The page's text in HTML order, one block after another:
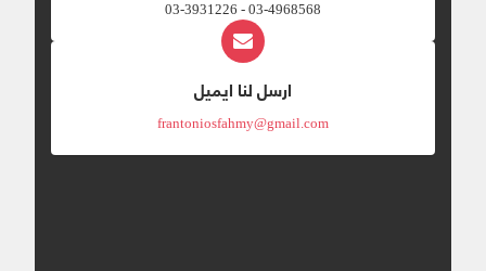
03-4968568 - 03-3931226
ارسل لنا ايميل
frantoniosfahmy@gmail.com